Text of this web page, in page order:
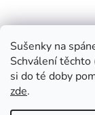
Sušenky na
Schválení těchto
si do té doby
zde.
FB